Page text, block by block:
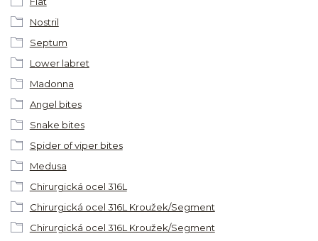
Nostril
Septum
Lower labret
Madonna
Angel bites
Snake bites
Spider of viper bites
Medusa
Chirurgická ocel 316L
Chirurgická ocel 316L Kroužek/Segment
Chirurgická ocel 316L Kroužek/Segment